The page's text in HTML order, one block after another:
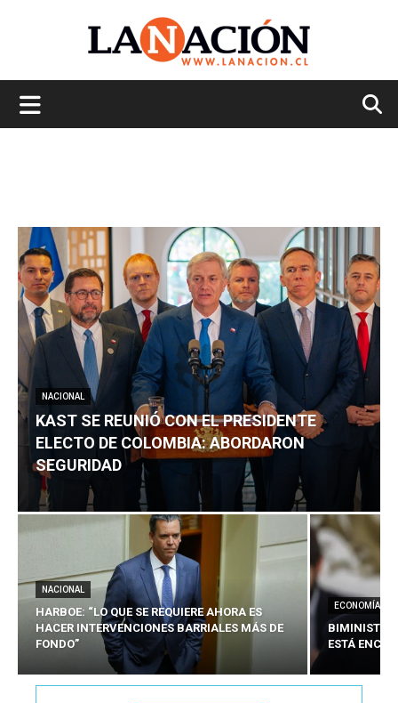
NACIONAL
KAST SE REUNIÓ CON EL PRESIDENTE
ELECTO DE COLOMBIA: ABORDARON
SEGURIDAD
NACIONAL
HARBOE: “LO QUE SE REQUIERE AHORA ES
HACER INTERVENCIONES BARRIALES MÁS DE
FONDO”
ECONOMÍA
BIMINISTRO
ESTÁ